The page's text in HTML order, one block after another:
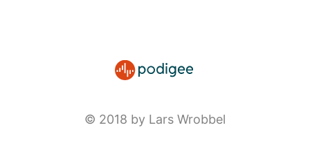
© 2018 by Lars Wrobbel